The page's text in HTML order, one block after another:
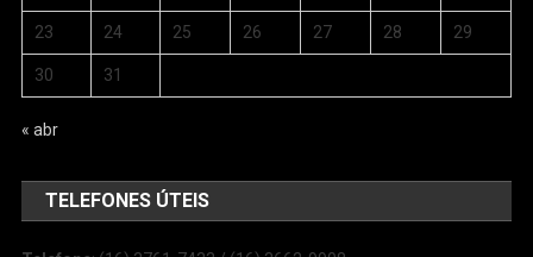
23 24 25 26 27 28 29
30 31
« abr
TELEFONES ÚTEIS